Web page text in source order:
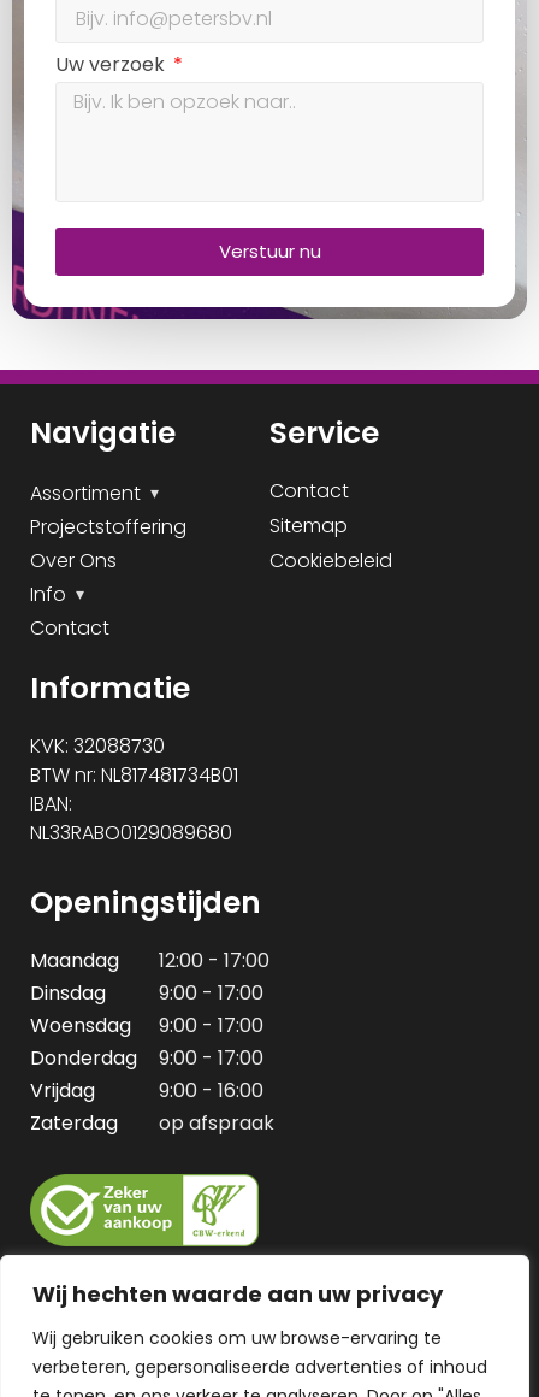
Wij hechten waarde aan uw privacy
Wij gebruiken cookies om uw browse-ervaring te
verbeteren, gepersonaliseerde advertenties of inhoud
Uw verzoek
Verstuur nu
Navigatie
Assortiment
Projectstoffering
Over Ons
Info
Contact
Service
Contact
Sitemap
Cookiebeleid
Informatie
KVK: 32088730
BTW nr: NL817481734B01
IBAN:
NL33RABO0129089680
Openingstijden
Maandag
12:00 - 17:00
Dinsdag
9:00 - 17:00
Woensdag
9:00 - 17:00
Donderdag
9:00 - 17:00
Vrijdag
9:00 - 16:00
Zaterdag
op afspraak